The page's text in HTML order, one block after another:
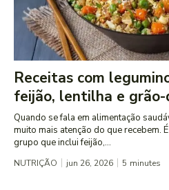
Receitas com
feijão, lentilha e grão-
Quando se fala em alimentação
muito mais atenção do que recebem.
grupo que inclui feijão,...
NUTRIÇÃO jun 26, 2026 5 minutes